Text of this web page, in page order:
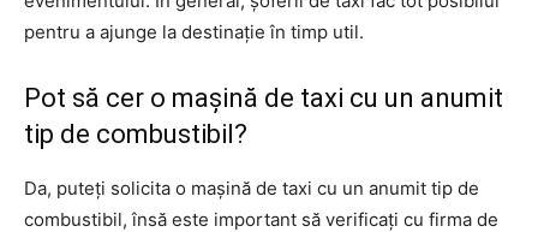
pentru a ajunge la destinație în timp util.
Pot să cer o mașină de taxi cu un anumit
tip de combustibil?
Da, puteți solicita o mașină de taxi cu un anumit tip de
combustibil, însă este important să verificați cu firma de